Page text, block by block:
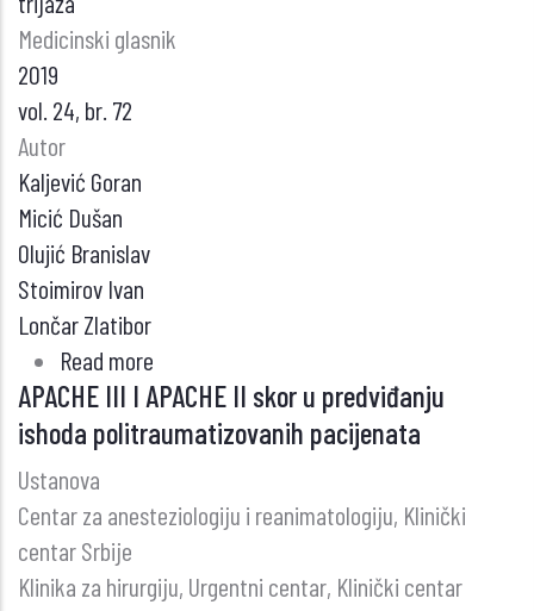
Medicinski glasnik
2019
vol. 24, br. 72
Autor
Kaljević Goran
Micić Dušan
Olujić Branislav
Stoimirov Ivan
Lončar Zlatibor
Read more
INTERHOSPiTALNi
TRANSPORT
OBOLELIH
TEŠKO
APACHE III I APACHE II skor u predviđanju
ishoda politraumatizovanih pacijenata
Ustanova
Centar za anesteziologiju i reanimatologiju, Klinički
centar Srbije
Klinika za hirurgiju, Urgentni centar, Klinički centar